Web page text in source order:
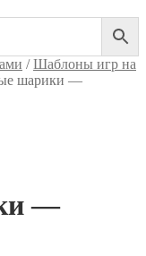
/Шаблоны игр на
шарики —
—